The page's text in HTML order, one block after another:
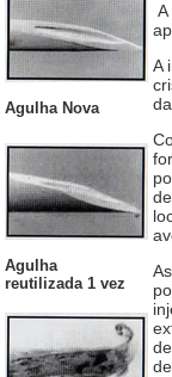
Agulha Nova
A
A
Agulha
reutilizada 1 vez